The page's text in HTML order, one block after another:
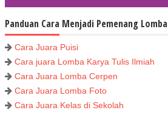
Panduan Cara Menjadi Pemenang Lomba
Cara Juara Puisi
Cara juara Lomba Karya Tulis Ilmiah
Cara Juara Lomba Cerpen
Cara Juara Lomba Foto
Cara Juara Kelas di Sekolah